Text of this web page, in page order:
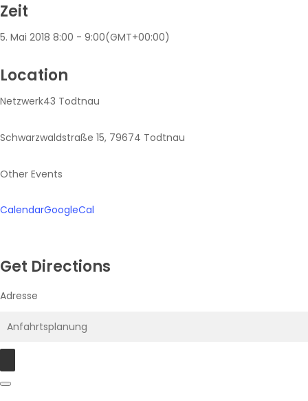
Zeit
5. Mai 2018 8:00 - 9:00(GMT+00:00)
Location
Netzwerk43 Todtnau
Schwarzwaldstraße 15, 79674 Todtnau
Other Events
CalendarGoogleCal
Get Directions
Adresse